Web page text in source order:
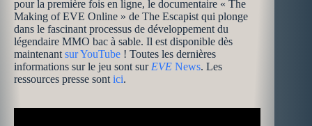
pour la première fois en ligne, le documentaire « The
Making of EVE Online » de The Escapist qui plonge
dans le fascinant processus de développement du
légendaire MMO bac à sable. Il est disponible dès
maintenant sur YouTube ! Toutes les dernières
informations sur le jeu sont sur EVE News. Les
ressources presse sont ici.